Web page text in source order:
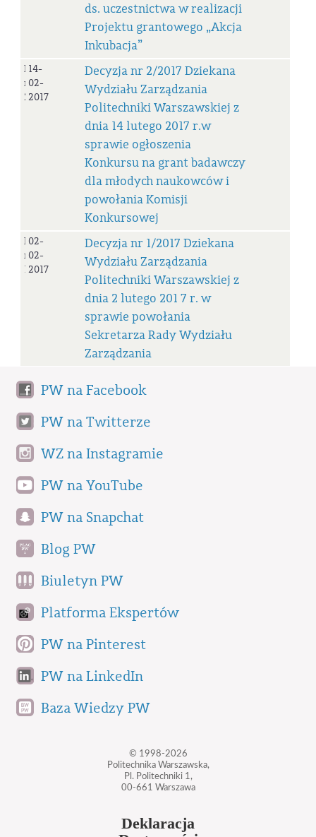
ds. uczestnictwa w realizacji
Projektu grantowego „Akcja
Inkubacja”
Decyzja
nr
2/2017
14-
02-
2017
Decyzja nr 2/2017 Dziekana
Wydziału Zarządzania
Politechniki Warszawskiej z
dnia 14 lutego 2017 r.w
sprawie ogłoszenia
Konkursu na grant badawczy
dla młodych naukowców i
powołania Komisji
Konkursowej
Decyzja
nr
1/2017
02-
02-
2017
Decyzja nr 1/2017 Dziekana
Wydziału Zarządzania
Politechniki Warszawskiej z
dnia 2 lutego 201 7 r. w
sprawie powołania
Sekretarza Rady Wydziału
Zarządzania
PW na Facebook
PW na Twitterze
WZ na Instagramie
PW na YouTube
PW na Snapchat
Blog PW
Biuletyn PW
Platforma Ekspertów
PW na Pinterest
PW na LinkedIn
Baza Wiedzy PW
© 1998-2026
Politechnika Warszawska,
Pl. Politechniki 1,
00-661 Warszawa
Deklaracja